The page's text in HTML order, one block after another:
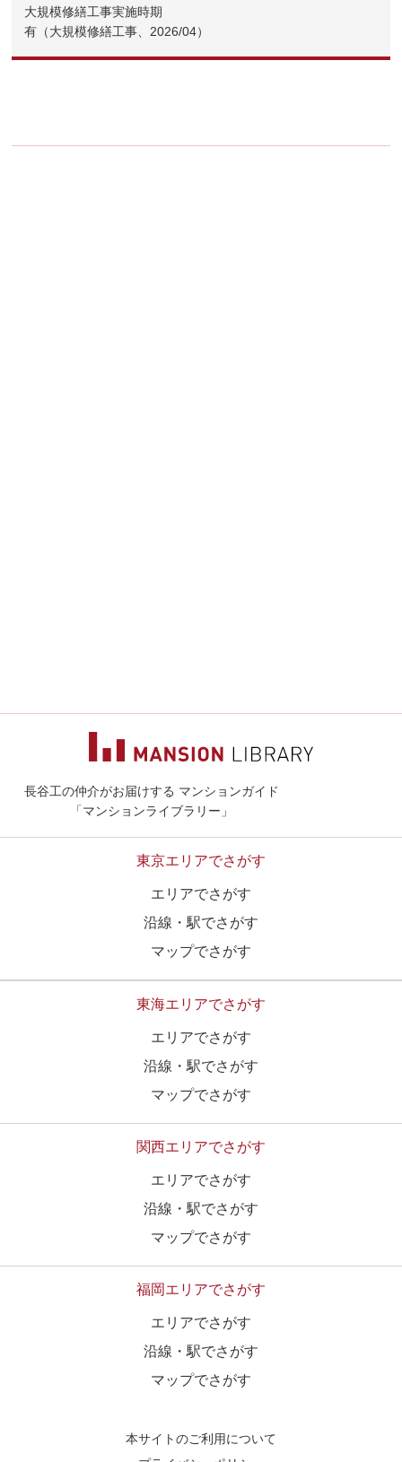
大規模修繕工事実施時期
有（大規模修繕工事、2026/04）
長谷工の仲介がお届けする マンションガイド
「マンションライブラリー」
東京エリアでさがす
エリアでさがす
沿線・駅でさがす
マップでさがす
東海エリアでさがす
エリアでさがす
沿線・駅でさがす
マップでさがす
関西エリアでさがす
エリアでさがす
沿線・駅でさがす
マップでさがす
福岡エリアでさがす
エリアでさがす
沿線・駅でさがす
マップでさがす
本サイトのご利用について